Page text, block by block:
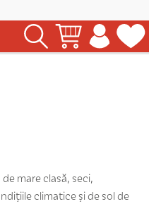
mare clasă, seci,
climatice și de sol de